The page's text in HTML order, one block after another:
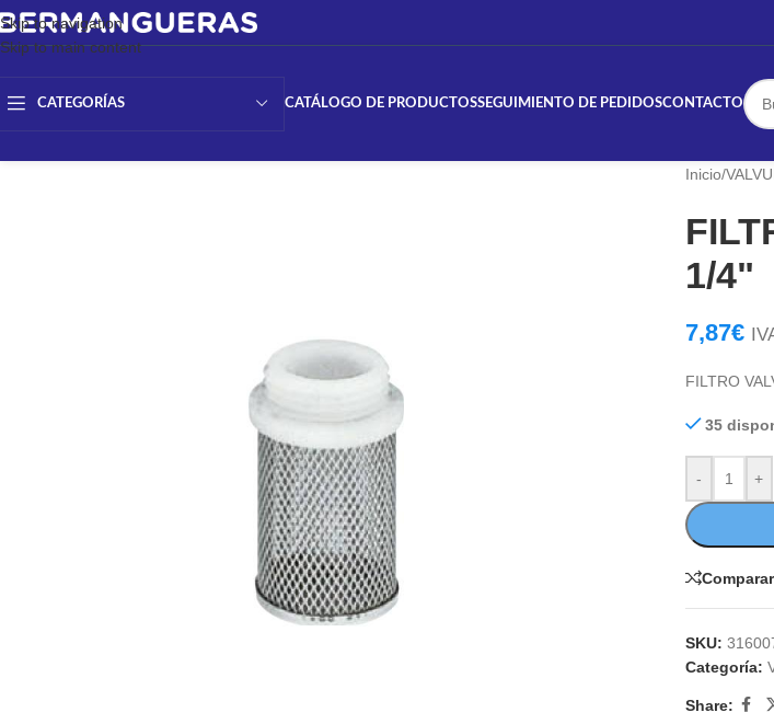
Skip to navigation
Skip to main content
CATEGORÍAS CATÁLOGO DE PRODUCTOSSEGUIMIENTO DE PEDIDOSCONTACTO
Inicio/
1/4"
7,87€
FILTRO
35
- +
Comparar
SKU:
Categoría:
Share: